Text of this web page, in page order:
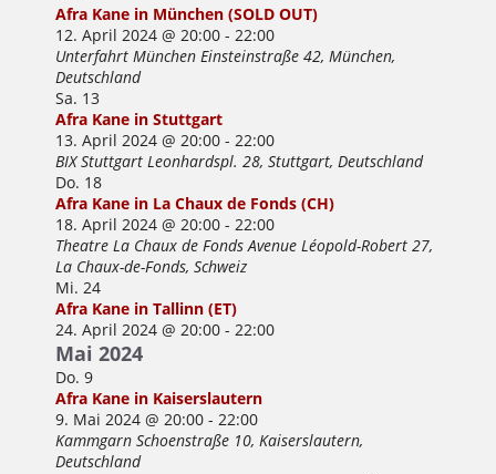
Afra Kane in München (SOLD OUT)
12. April 2024 @ 20:00- 22:00
Unterfahrt München Einsteinstraße 42, München,
Deutschland
Sa. 13
Afra Kane in Stuttgart
13. April 2024 @ 20:00- 22:00
BIX Stuttgart Leonhardspl. 28, Stuttgart, Deutschland
Do. 18
Afra Kane in La Chaux de Fonds (CH)
18. April 2024 @ 20:00- 22:00
Theatre La Chaux de FondsAvenue Léopold-Robert 27,
La Chaux-de-Fonds, Schweiz
Mi. 24
Afra Kane in Tallinn (ET)
24. April 2024 @ 20:00- 22:00
Mai 2024
Do. 9
Afra Kane in Kaiserslautern
9. Mai 2024 @ 20:00- 22:00
Kammgarn Schoenstraße 10, Kaiserslautern,
Deutschland